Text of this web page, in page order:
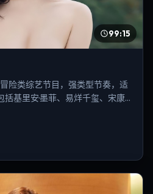
99:15
险类综艺节目，强类型节奏，适
基里安·墨菲、易烊千玺、宋康